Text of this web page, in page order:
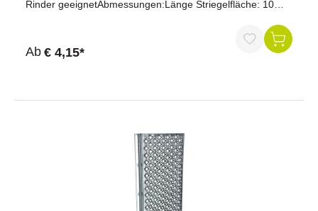
Rinder geeignetAbmessungen:Länge Striegelfläche: 10
Ab € 4,15*